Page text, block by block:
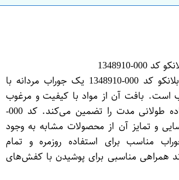
1348910
جوراب مردانه پونتو بلانکو کد 000-1348910 یک جوراب مردانه با
بافت آن از مواد با کیفیت و مرغوب
ساخته شده و استفاده طولانی مدت را تضمین می‌کند. کد 000-
شناسایی و تمایز آن از محصولات مشابه به وجود
مناسب برای استفاده روزمره و تمام
همراهی مناسبی برای پوشیدن با کفش‌های